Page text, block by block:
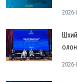
2026-
олон
2026-